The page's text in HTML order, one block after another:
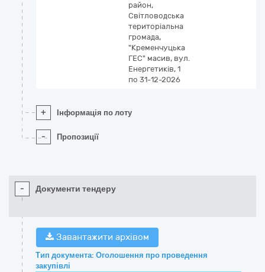
район,
Світловодська
територіальна
громада,
"Кременчуцька
ГЕС" масив, вул.
Енергетиків, 1
по 31-12-2026
+ Інформація по лоту
- Пропозиції
- Документи тендеру
Завантажити архівом
Тип документа: Оголошення про проведення
закупівлі